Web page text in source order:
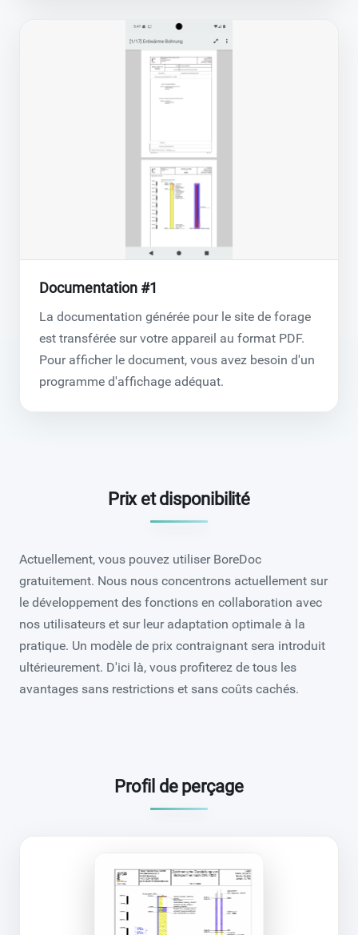
Documentation #1
La documentation générée pour le site de forage
est transférée sur votre appareil au format PDF.
Pour afficher le document, vous avez besoin d'un
programme d'affichage adéquat.
Prix et disponibilité
Actuellement, vous pouvez utiliser BoreDoc
gratuitement. Nous nous concentrons actuellement sur
le développement des fonctions en collaboration avec
nos utilisateurs et sur leur adaptation optimale à la
pratique. Un modèle de prix contraignant sera introduit
ultérieurement. D'ici là, vous profiterez de tous les
avantages sans restrictions et sans coûts cachés.
Profil de perçage